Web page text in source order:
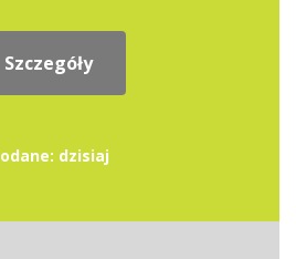
Szczegóły
dzisiaj